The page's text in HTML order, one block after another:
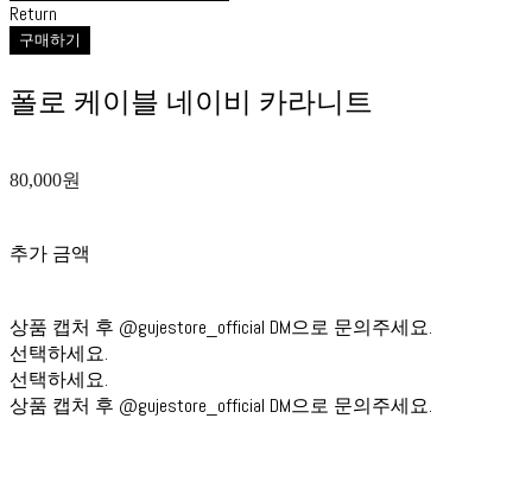
Return
구매하기
폴로 케이블 네이비 카라니트
80,000원
추가 금액
상품 캡처 후 @gujestore_official DM으로 문의주세요.
선택하세요.
선택하세요.
상품 캡처 후 @gujestore_official DM으로 문의주세요.